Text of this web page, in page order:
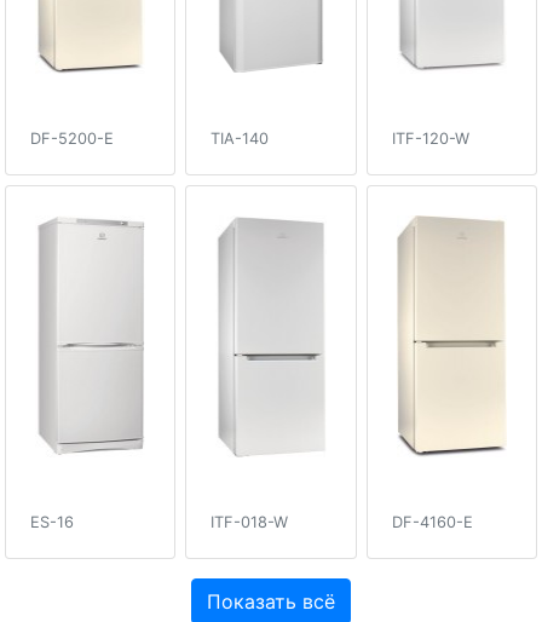
DF-5200-E TIA-140 ITF-120-W
ES-16 ITF-018-W DF-4160-E
Показать всё